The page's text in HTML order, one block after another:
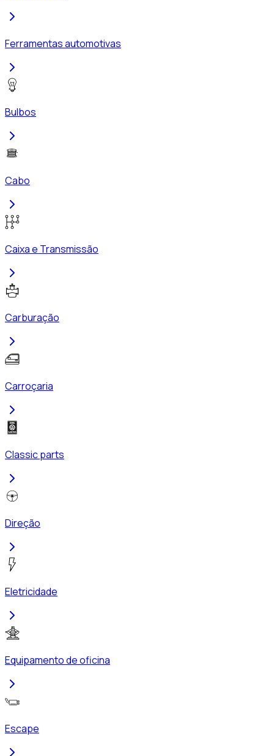
Ferramentas automotivas
Bulbos
Cabo
Caixa e Transmissão
Carburação
Carroçaria
Classic parts
Direção
Eletricidade
Equipamento de oficina
Escape